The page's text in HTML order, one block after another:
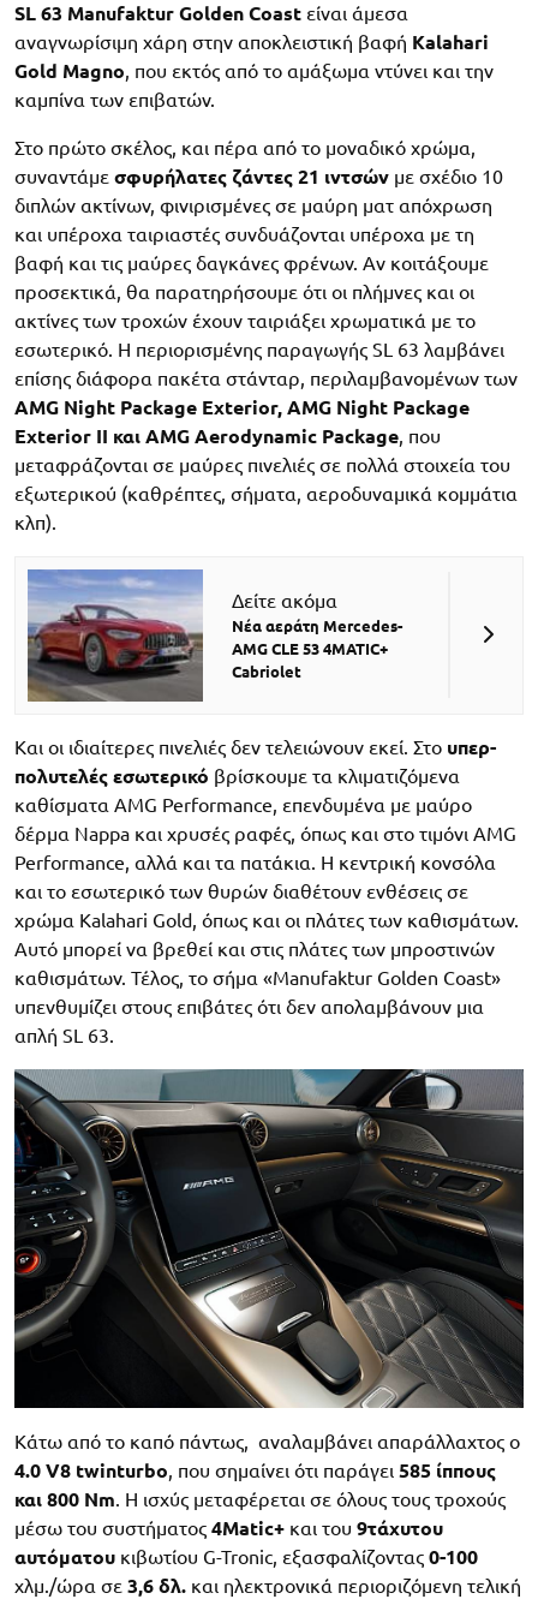
SL 63 Manufaktur Golden Coast είναι άμεσα
αναγνωρίσιμη χάρη στην αποκλειστική βαφή Kalahari
Gold Magno, που εκτός από το αμάξωμα ντύνει και την
καμπίνα των επιβατών.
Στο πρώτο σκέλος, και πέρα από το μοναδικό χρώμα,
συναντάμε σφυρήλατες ζάντες 21 ιντσών με σχέδιο 10
διπλών ακτίνων, φινιρισμένες σε μαύρη ματ απόχρωση
και υπέροχα ταιριαστές συνδυάζονται υπέροχα με τη
βαφή και τις μαύρες δαγκάνες φρένων. Αν κοιτάξουμε
προσεκτικά, θα παρατηρήσουμε ότι οι πλήμνες και οι
ακτίνες των τροχών έχουν ταιριάξει χρωματικά με το
εσωτερικό. Η περιορισμένης παραγωγής SL 63 λαμβάνει
επίσης διάφορα πακέτα στάνταρ, περιλαμβανομένων των
AMG Night Package Exterior, AMG Night Package
Exterior II και AMG Aerodynamic Package, που
μεταφράζονται σε μαύρες πινελιές σε πολλά στοιχεία του
εξωτερικού (καθρέπτες, σήματα, αεροδυναμικά κομμάτια
κλπ).
Δείτε ακόμα
Νέα αεράτη Mercedes-
AMG CLE 53 4MATIC+
Cabriolet
Και οι ιδιαίτερες πινελιές δεν τελειώνουν εκεί. Στο υπερ-
πολυτελές εσωτερικό βρίσκουμε τα κλιματιζόμενα
καθίσματα AMG Performance, επενδυμένα με μαύρο
δέρμα Nappa και χρυσές ραφές, όπως και στο τιμόνι AMG
Performance, αλλά και τα πατάκια. Η κεντρική κονσόλα
και το εσωτερικό των θυρών διαθέτουν ενθέσεις σε
χρώμα Kalahari Gold, όπως και οι πλάτες των καθισμάτων.
Αυτό μπορεί να βρεθεί και στις πλάτες των μπροστινών
καθισμάτων. Τέλος, το σήμα «Manufaktur Golden Coast»
υπενθυμίζει στους επιβάτες ότι δεν απολαμβάνουν μια
απλή SL 63.
Κάτω από το καπό πάντως, αναλαμβάνει απαράλλαχτος ο
4.0 V8 twinturbo, που σημαίνει ότι παράγει 585 ίππους
και 800 Nm. Η ισχύς μεταφέρεται σε όλους τους τροχούς
μέσω του συστήματος 4Μatic+ και του 9τάχυτου
αυτόματου κιβωτίου G-Tronic, εξασφαλίζοντας 0-100
χλμ./ώρα σε 3,6 δλ. και ηλεκτρονικά περιοριζόμενη τελική